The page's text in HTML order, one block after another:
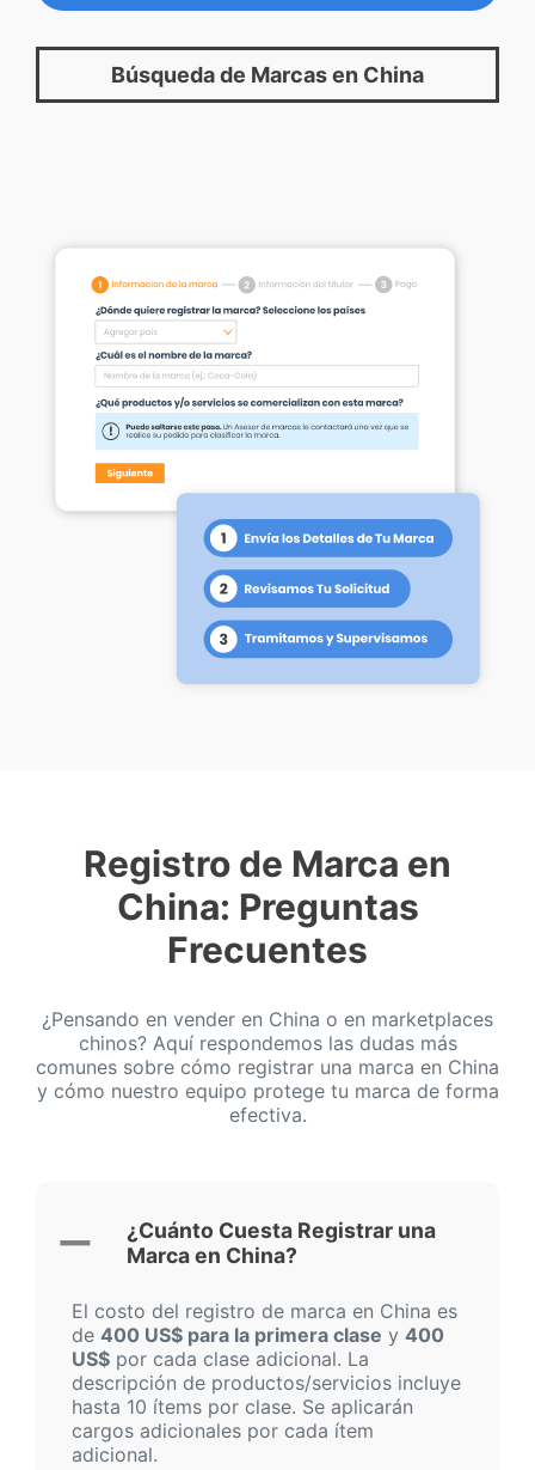
Búsqueda de Marcas en China
Registro de Marca en
China: Preguntas
Frecuentes
¿Pensando en vender en China o en marketplaces
chinos? Aquí respondemos las dudas más
comunes sobre cómo registrar una marca en China
y cómo nuestro equipo protege tu marca de forma
efectiva.
¿Cuánto Cuesta Registrar una
Marca en China?
El costo del registro de marca en China es
de 400 US$ para la primera clase y 400
US$ por cada clase adicional. La
descripción de productos/servicios incluye
hasta 10 ítems por clase. Se aplicarán
cargos adicionales por cada ítem
adicional.